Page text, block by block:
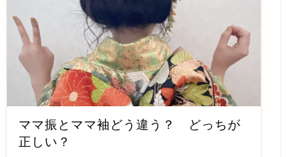
ママ振とママ袖どう違う？ どっちが
正しい？